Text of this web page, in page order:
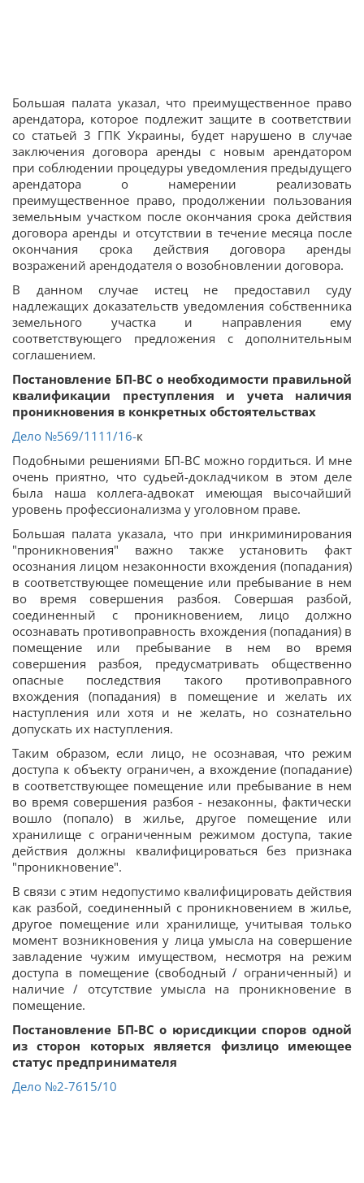
Большая палата указал, что преимущественное право
арендатора, которое подлежит защите в соответствии
со статьей 3 ГПК Украины, будет нарушено в случае
заключения договора аренды с новым арендатором
при соблюдении процедуры уведомления предыдущего
арендатора о намерении реализовать
преимущественное право, продолжении пользования
земельным участком после окончания срока действия
договора аренды и отсутствии в течение месяца после
окончания срока действия договора аренды
возражений арендодателя о возобновлении договора.
В данном случае истец не предоставил суду
надлежащих доказательств уведомления собственника
земельного участка и направления ему
соответствующего предложения с дополнительным
соглашением.
Постановление БП-ВС о необходимости правильной
квалификации преступления и учета наличия
проникновения в конкретных обстоятельствах
Дело №569/1111/16-к
Подобными решениями БП-ВС можно гордиться. И мне
очень приятно, что судьей-докладчиком в этом деле
была наша коллега-адвокат имеющая высочайший
уровень профессионализма у уголовном праве.
Большая палата указала, что при инкриминирования
"проникновения" важно также установить факт
осознания лицом незаконности вхождения (попадания)
в соответствующее помещение или пребывание в нем
во время совершения разбоя. Совершая разбой,
соединенный с проникновением, лицо должно
осознавать противоправность вхождения (попадания) в
помещение или пребывание в нем во время
совершения разбоя, предусматривать общественно
опасные последствия такого противоправного
вхождения (попадания) в помещение и желать их
наступления или хотя и не желать, но сознательно
допускать их наступления.
Таким образом, если лицо, не осознавая, что режим
доступа к объекту ограничен, а вхождение (попадание)
в соответствующее помещение или пребывание в нем
во время совершения разбоя - незаконны, фактически
вошло (попало) в жилье, другое помещение или
хранилище с ограниченным режимом доступа, такие
действия должны квалифицироваться без признака
"проникновение".
В связи с этим недопустимо квалифицировать действия
как разбой, соединенный с проникновением в жилье,
другое помещение или хранилище, учитывая только
момент возникновения у лица умысла на совершение
завладение чужим имуществом, несмотря на режим
доступа в помещение (свободный / ограниченный) и
наличие / отсутствие умысла на проникновение в
помещение.
Постановление БП-ВС о юрисдикции споров одной
из сторон которых является физлицо имеющее
статус предпринимателя
Дело №2-7615/10